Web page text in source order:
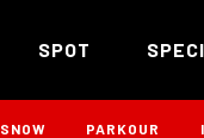
SPOT
SNOW PARKOUR